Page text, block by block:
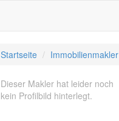
Startseite Immobilienmakler
Dieser Makler hat leider noch
kein Profilbild hinterlegt.